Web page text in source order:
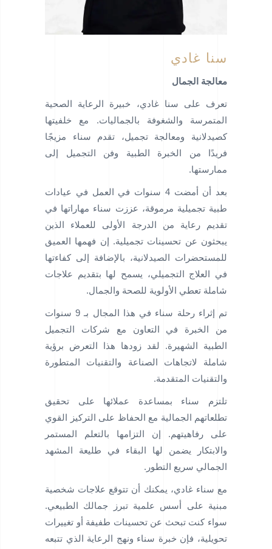
سنا غادي
معالجة الجمال
تعرف على سنا غادي، خبيرة الرعاية الصحية
المتمرسة والشغوفة بالجماليات. مع خلفيتها
كصيدلانية ومعالجة تجميل، تقدم سناء مزيجًا
فريدًا من الخبرة الطبية وفن التجميل إلى
ممارستها.
بعد أن أمضت 4 سنوات في العمل في عيادات
طبية تجميلية مرموقة، عززت سناء مهاراتها في
تقديم رعاية من الدرجة الأولى للعملاء الذين
يبحثون عن تحسينات تجميلية. إن فهمها العميق
للمستحضرات الصيدلانية، بالإضافة إلى كفاءتها
في العلاج التجميلي، يسمح لها بتقديم علاجات
شاملة تعطي الأولوية للصحة والجمال.
تم إثراء رحلة سناء في هذا المجال بـ 9 سنوات
من الخبرة في التعاون مع شركات التجميل
الطبية الشهيرة. لقد زودها هذا التعرض برؤية
شاملة لاتجاهات الصناعة والتقنيات المتطورة
والتقنيات المتقدمة.
تلتزم سناء بمساعدة عملائها على تحقيق
تطلعاتهم الجمالية مع الحفاظ على التركيز القوي
على رفاهيتهم. إن التزامها بالتعلم المستمر
والابتكار يضمن لها البقاء في طليعة المشهد
الجمالي سريع التطور.
مع سناء غادي، يمكنك أن تتوقع علاجات شخصية
مبنية على أسس علمية تبرز جمالك الطبيعي.
سواء كنت تبحث عن تحسينات طفيفة أو تغييرات
تحويلية، فإن خبرة سناء ونهج الرعاية الذي تتبعه